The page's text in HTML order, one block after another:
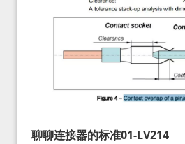
聊聊连接器的标准01-LV214